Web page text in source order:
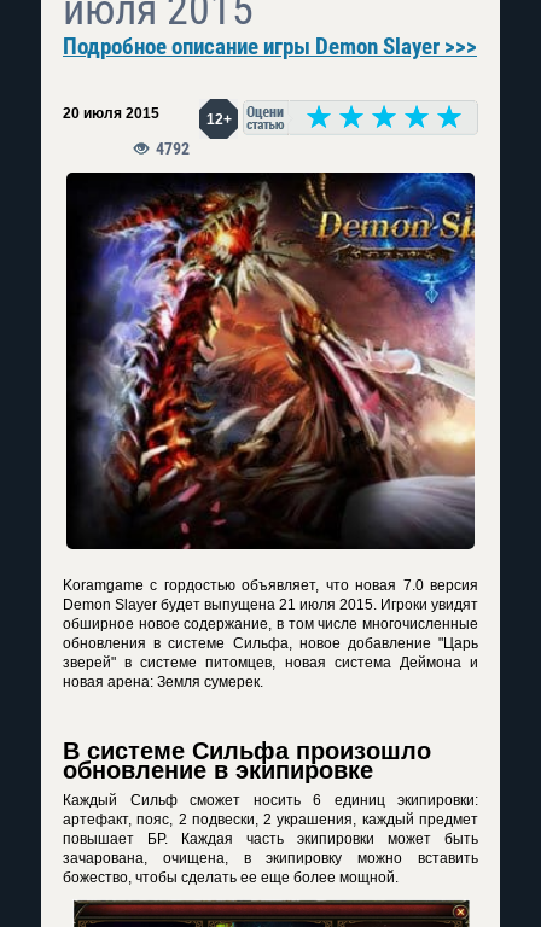
Подробное описание игры Demon Slayer >>>
20 июля 2015 12+
4792
Koramgame с гордостью объявляет, что новая 7.0 версия
Demon Slayer будет выпущена 21 июля 2015. Игроки увидят
обширное новое содержание, в том числе многочисленные
обновления в системе Сильфа, новое добавление "Царь
зверей" в системе питомцев, новая система Деймона и
новая арена: Земля сумерек.
В системе Сильфа произошло
обновление в экипировке
Каждый Сильф cможет носить 6 единиц экипировки:
артефакт, пояс, 2 подвески, 2 украшения, каждый предмет
повышает БР. Каждая часть экипировки может быть
зачарована, очищена, в экипировку можно вставить
божество, чтобы сделать ее еще более мощной.